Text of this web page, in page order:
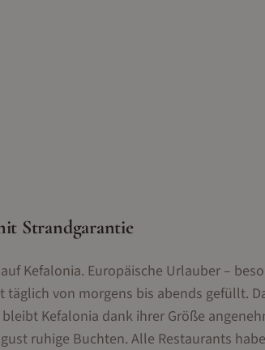
Strandgarantie
Kefalonia. Europäische Urlauber –
von morgens bis abends gefüllt.
Kefalonia dank ihrer Größe
ruhige Buchten. Alle Restaurants